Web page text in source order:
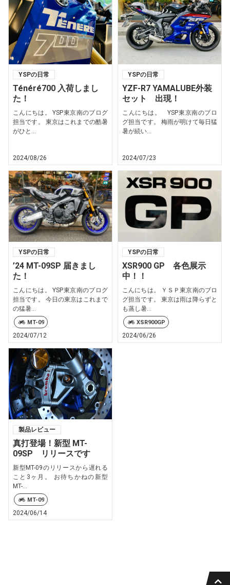
YSPの日常
Ténéré700 入荷しまし
た！
こんにちは。 YSP東京南のブログ
担当です。 東京はこれまでの酷暑
がひと...
2024/08/26
YSPの日常
YZF-R7 YAMALUBE外装
セット 出現！
こんにちは。 YSP東京南のブロ
グ担当です。 梅雨が明けて毎日猛
暑が続い...
2024/07/23
YSPの日常
’24 MT-09SP 届きまし
た！
こんにちは。 YSP東京南のブログ
担当です。 今日の東京はこれまで
の猛暑...
MT-09
2024/07/12
YSPの日常
XSR900 GP 各色展示
中！！
こんにちは。 ＹＳＰ東京南のブロ
グ担当です。 東京は雨は降らずと
も蒸し暑...
XSR900GP
2024/06/26
製品レビュー
真打登場！新型 MT-
09SP リリースです
新型MT-09のリリースから遅れる
こと3ヶ月。 お待ちかねの新型
MT-...
MT-09
2024/06/14